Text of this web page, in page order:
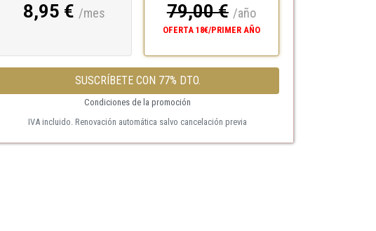
8,95 € /mes 79,00 € /año
OFERTA 18€/PRIMER AÑO
SUSCRÍBETE CON 77% DTO.
Condiciones de la promoción
IVA incluido. Renovación automática salvo cancelación previa